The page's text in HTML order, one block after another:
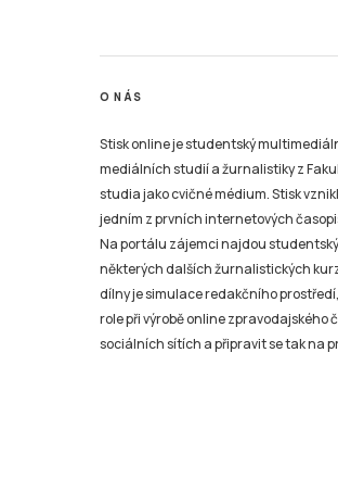
O NÁS
Stisk online je studentský
mediálních studií a žurnalistiky z
studia jako cvičné médium. Stisk
jedním z prvních internetových
Na portálu zájemci najdou studentský
některých dalších žurnalistických
dílny je simulace redakčního
role při výrobě online zpravodajského
sociálních sítích a připravit se tak na